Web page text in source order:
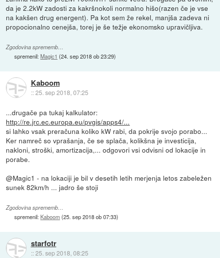
da je 2.2kW zadosti za kakršnokoli normalno hišo(razen če je vse
na kakšen drug energent). Pa kot sem že rekel, manjša zadeva ni
propocionalno cenejša, torej je še težje ekonomsko upravičljiva.
Zgodovina sprememb…
spremenil:Magic1 (24. sep 2018 ob 23:29)
Kaboom
::25. sep 2018, 07:25
...drugače pa tukaj kalkulator:
http://re.jrc.ec.europa.eu/pvgis/apps4/...
si lahko vsak preračuna koliko kW rabi, da pokrije svojo porabo...
Ker namreč so vprašanja, če se splača, kolikšna je investicija,
nakloni, stroški, amortizacija,... odgovori vsi odvisni od lokacije in
porabe.
@Magic1 - na lokaciji je bil v desetih letih merjenja letos zabeležen
sunek 82km/h ... jadro še stoji
Zgodovina sprememb…
spremenil: Kaboom(25. sep 2018 ob 07:33)
starfotr
::25. sep 2018, 08:25